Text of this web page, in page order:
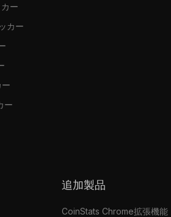
ー
カー
ー
追加製品
CoinStats Chrome拡張機能